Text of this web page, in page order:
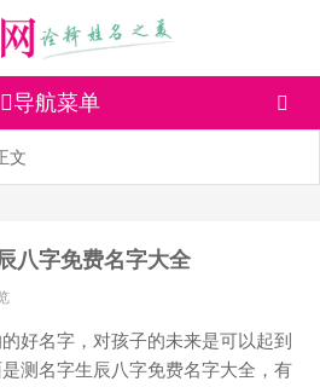
导航菜单
文
八字免费名字大全
名字，对孩子的未来是可以起到
测名字生辰八字免费名字大全，有